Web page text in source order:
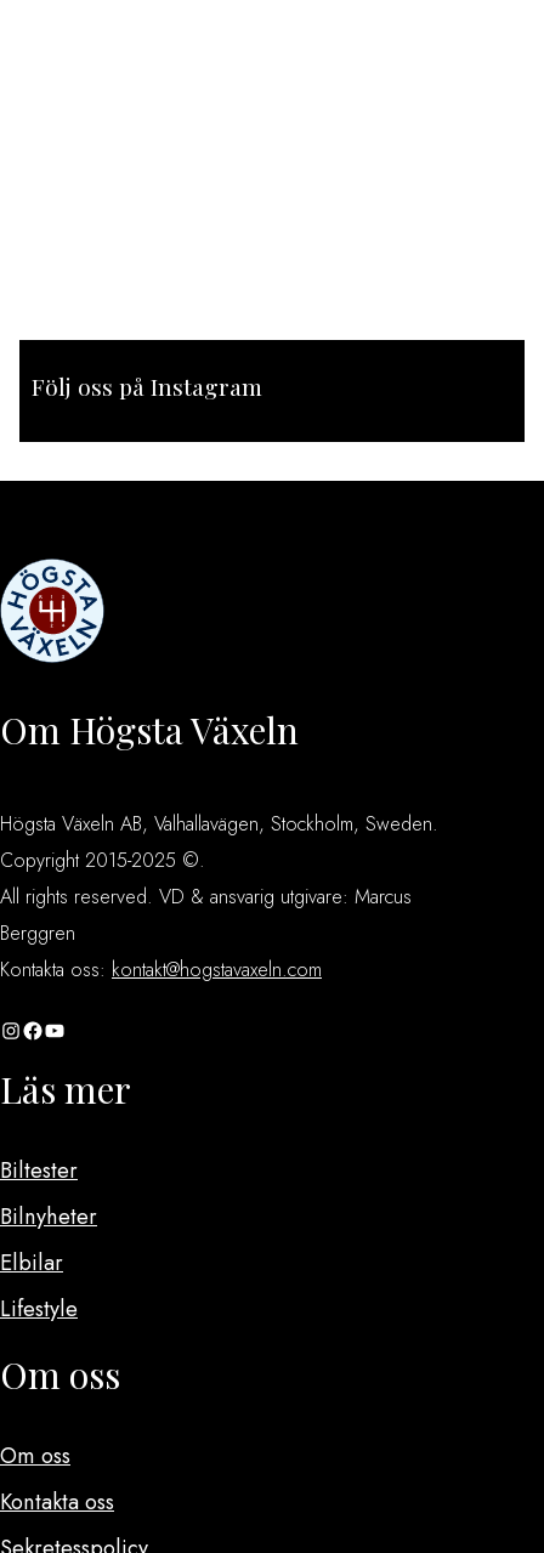
Följ oss på Instagram
Om Högsta Växeln
Högsta Växeln AB, Valhallavägen, Stockholm, Sweden.
Copyright 2015-2025 ©.
All rights reserved. VD & ansvarig utgivare: Marcus
Berggren
Kontakta oss: kontakt@hogstavaxeln.com
InstagramFacebook YouTube
Läs mer
Biltester
Bilnyheter
Elbilar
Lifestyle
Om oss
Om oss
Kontakta oss